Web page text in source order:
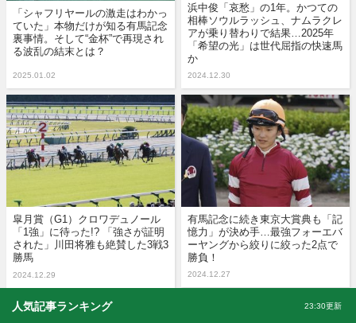
「シャフリヤールの激走はわかっ
ていた」本物だけが知る有馬記念
裏事情。そして“金杯”で再現され
る波乱の結末とは？
2025.01.02
浜中俊「哀愁」の1年。かつての
相棒ソウルラッシュ、ナムラクレ
アが乗り替わりで結果…2025年
「希望の光」は世代屈指の快速馬
か
2024.12.30
皐月賞（G1）クロワデュノール
「1強」に待った!? 「強さが証明
された」川田将雅も絶賛した3戦3
勝馬
2024.12.29
有馬記念に続き東京大賞典も「記
憶力」が決め手…最強フォーエバ
ーヤングから絞りに絞った2点で
勝負！
2024.12.27
人気記事ランキング 23:30更新